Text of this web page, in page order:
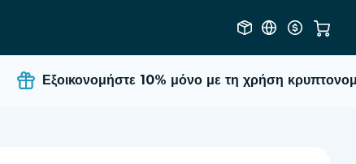
Εξοικονομήστε 10% μόνο με τη χρήση